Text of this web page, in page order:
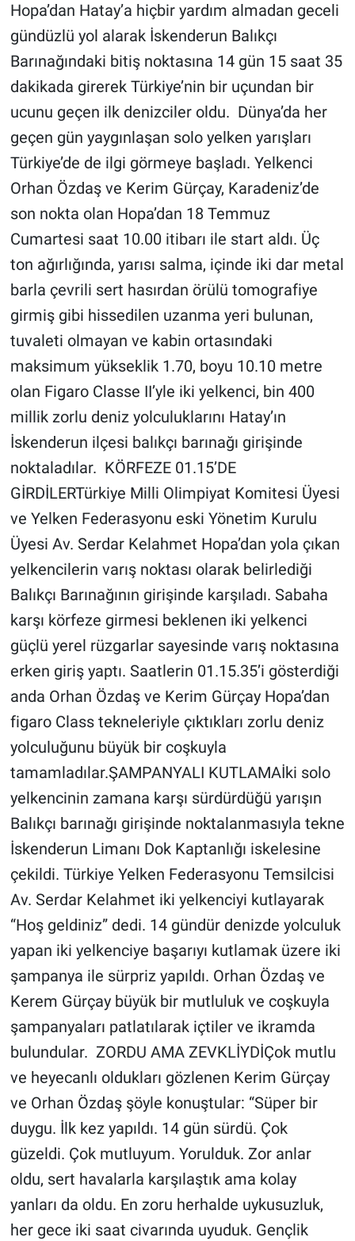
Hopa’dan Hatay’a hiçbir yardım almadan geceli
gündüzlü yol alarak İskenderun Balıkçı
Barınağındaki bitiş noktasına 14 gün 15 saat 35
dakikada girerek Türkiye’nin bir uçundan bir
ucunu geçen ilk denizciler oldu. Dünya’da her
geçen gün yaygınlaşan solo yelken yarışları
Türkiye’de de ilgi görmeye başladı. Yelkenci
Orhan Özdaş ve Kerim Gürçay, Karadeniz’de
son nokta olan Hopa’dan 18 Temmuz
Cumartesi saat 10.00 itibarı ile start aldı. Üç
ton ağırlığında, yarısı salma, içinde iki dar metal
barla çevrili sert hasırdan örülü tomografiye
girmiş gibi hissedilen uzanma yeri bulunan,
tuvaleti olmayan ve kabin ortasındaki
maksimum yükseklik 1.70, boyu 10.10 metre
olan Figaro Classe II’yle iki yelkenci, bin 400
millik zorlu deniz yolculuklarını Hatay’ın
İskenderun ilçesi balıkçı barınağı girişinde
noktaladılar. KÖRFEZE 01.15’DE
GİRDİLERTürkiye Milli Olimpiyat Komitesi Üyesi
ve Yelken Federasyonu eski Yönetim Kurulu
Üyesi Av. Serdar Kelahmet Hopa’dan yola çıkan
yelkencilerin varış noktası olarak belirlediği
Balıkçı Barınağının girişinde karşıladı. Sabaha
karşı körfeze girmesi beklenen iki yelkenci
güçlü yerel rüzgarlar sayesinde varış noktasına
erken giriş yaptı. Saatlerin 01.15.35’i gösterdiği
anda Orhan Özdaş ve Kerim Gürçay Hopa’dan
figaro Class tekneleriyle çıktıkları zorlu deniz
yolculuğunu büyük bir coşkuyla
tamamladılar.ŞAMPANYALI KUTLAMAİki solo
yelkencinin zamana karşı sürdürdüğü yarışın
Balıkçı barınağı girişinde noktalanmasıyla tekne
İskenderun Limanı Dok Kaptanlığı iskelesine
çekildi. Türkiye Yelken Federasyonu Temsilcisi
Av. Serdar Kelahmet iki yelkenciyi kutlayarak
“Hoş geldiniz” dedi. 14 gündür denizde yolculuk
yapan iki yelkenciye başarıyı kutlamak üzere iki
şampanya ile sürpriz yapıldı. Orhan Özdaş ve
Kerem Gürçay büyük bir mutluluk ve coşkuyla
şampanyaları patlatılarak içtiler ve ikramda
bulundular. ZORDU AMA ZEVKLİYDİÇok mutlu
ve heyecanlı oldukları gözlenen Kerim Gürçay
ve Orhan Özdaş şöyle konuştular: “Süper bir
duygu. İlk kez yapıldı. 14 gün sürdü. Çok
güzeldi. Çok mutluyum. Yorulduk. Zor anlar
oldu, sert havalarla karşılaştık ama kolay
yanları da oldu. En zoru herhalde uykusuzluk,
her gece iki saat civarında uyuduk. Gençlik